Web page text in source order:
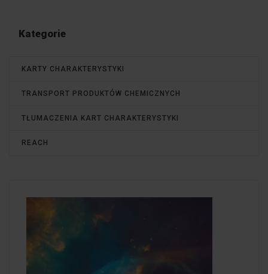
Kategorie
KARTY CHARAKTERYSTYKI
TRANSPORT PRODUKTÓW CHEMICZNYCH
TŁUMACZENIA KART CHARAKTERYSTYKI
REACH